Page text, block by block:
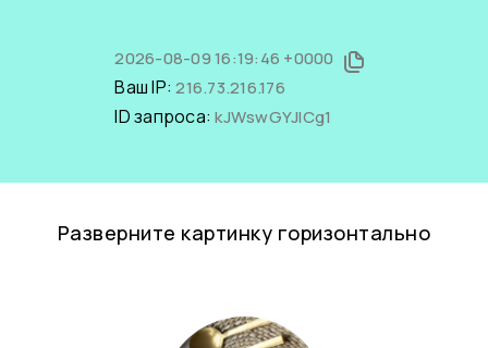
2026-08-09 16:19:46 +0000
Ваш IP:216.73.216.176
ID запроса:kJWswGYJlCg1
Разверните картинку горизонтально